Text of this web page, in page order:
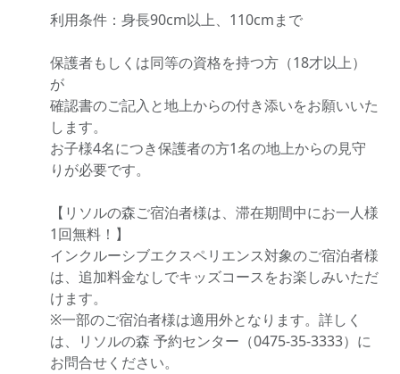
利用条件：身長90cm以上、110cmまで
保護者もしくは同等の資格を持つ方（18才以上）
が
確認書のご記入と地上からの付き添いをお願いいた
します。
お子様4名につき保護者の方1名の地上からの見守
りが必要です。
【リソルの森ご宿泊者様は、滞在期間中にお一人様
1回無料！】
インクルーシブエクスペリエンス対象のご宿泊者様
は、追加料金なしでキッズコースをお楽しみいただ
けます。
※一部のご宿泊者様は適用外となります。詳しく
は、リソルの森 予約センター（0475-35-3333）に
お問合せください。